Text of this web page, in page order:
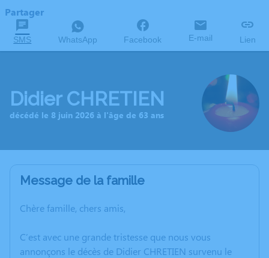
Partager
SMS WhatsApp Facebook E-mail Lien
Didier CHRETIEN
décédé le 8 juin 2026 à l'âge de 63 ans
Message de la famille
Chère famille, chers amis,
C’est avec une grande tristesse que nous vous
annonçons le décès de Didier CHRETIEN survenu le